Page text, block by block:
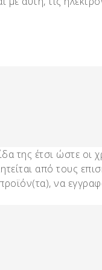
της έτσι ώστε οι
από τους
να